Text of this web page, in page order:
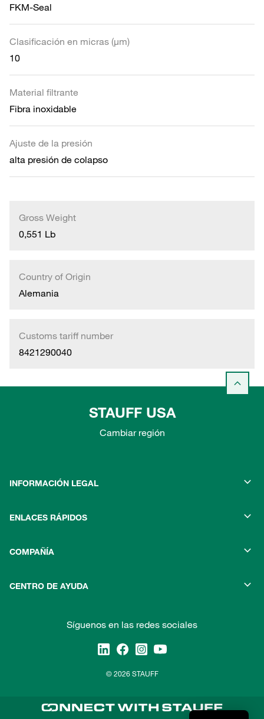
FKM-Seal
Clasificación en micras (µm)
10
Material filtrante
Fibra inoxidable
Ajuste de la presión
alta presión de colapso
Gross Weight
0,551 Lb
Country of Origin
Alemania
Customs tariff number
8421290040
STAUFF USA
Cambiar región
INFORMACIÓN LEGAL
ENLACES RÁPIDOS
COMPAÑÍA
CENTRO DE AYUDA
Síguenos en las redes sociales
© 2026 STAUFF